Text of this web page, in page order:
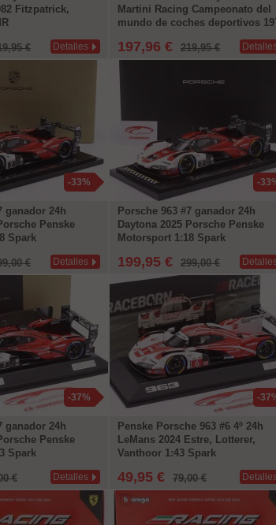
Fitzpatrick,
€ Detalles
Martini Racing Campeonato del
mundo de coches deportivos
197,96 € 219,95 €
-33%
ganador 24h
Penske
Spark
€ Detalles
-
Porsche 963 #7 ganador 24h
Daytona 2025 Porsche Penske
Motorsport 1:18 Spark
199,95 € 299,00 €
-37%
ganador 24h
Penske
Spark
€ Detalles
-
Penske Porsche 963 #6 4º 24h
LeMans 2024 Estre, Lotterer,
Vanthoor 1:43 Spark
49,95 € 79,00 €